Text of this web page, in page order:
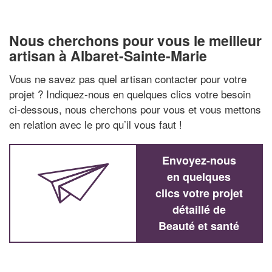
Nous cherchons pour vous le meilleur
artisan à Albaret-Sainte-Marie
Vous ne savez pas quel artisan contacter pour votre
projet ? Indiquez-nous en quelques clics votre besoin
ci-dessous, nous cherchons pour vous et vous mettons
en relation avec le pro qu’il vous faut !
Envoyez-nous
en quelques
clics votre projet
détaillé de
Beauté et santé